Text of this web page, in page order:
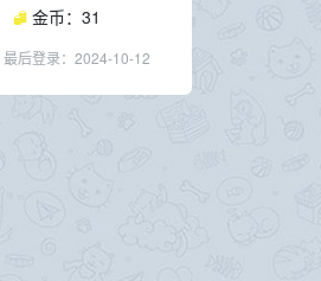
金币：31
最后登录： 2024-10-12